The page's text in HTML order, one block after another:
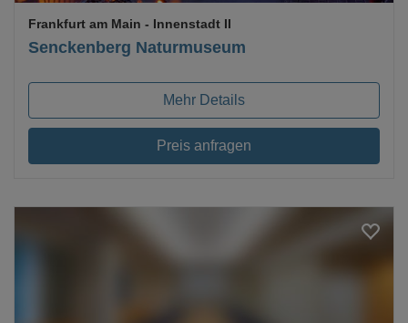
Senckenberg Naturmuseum
Frankfurt am Main - Innenstadt II
Mehr Details
Preis anfragen